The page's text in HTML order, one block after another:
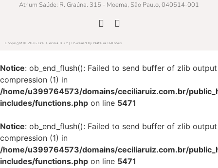
Atrium Saúde: R. Graúna. 315 - Moema, São Paulo, 040514-001
Copyright © 2026 Dra. Cecilia Ruiz | Powered by Natalia Delboux
Notice: ob_end_flush(): Failed to send buffer of zlib output
compression (1) in
/home/u399764573/domains/ceciliaruiz.com.br/
includes/functions.php on line 5471
Notice: ob_end_flush(): Failed to send buffer of zlib output
compression (1) in
/home/u399764573/domains/ceciliaruiz.com.br/
includes/functions.php on line 5471